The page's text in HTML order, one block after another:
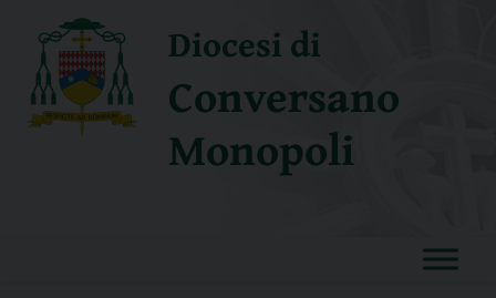
content
Diocesi di
Conversano
Monopoli